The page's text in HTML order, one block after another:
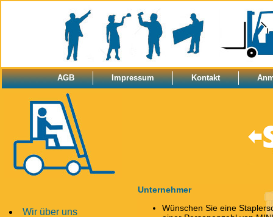
AGB Impressum Kontakt
Wir über uns
Unternehmer
Wünschen Sie eine